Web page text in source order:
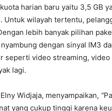
harian baru yaitu 3,5 GB
Untuk wilayah tertentu,
lebih banyak pilihan
dengan sinyal IM3
seperti video streaming, video
lagi.
Widjaja, menyampaikan, “
yang cukup tinggi karena